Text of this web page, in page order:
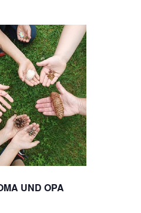
C
H
E
U
N
D
A
UND OPA